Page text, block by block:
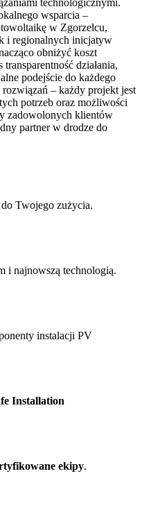
wsparcia –
w Zgorzelcu,
i regionalnych inicjatyw
obniżyć koszt
działania,
podejście do każdego
– każdy projekt jest
potrzeb oraz możliwości
zadowolonych klientów
partner w drodze do
do Twojego zużycia.
i najnowszą technologią.
instalacji PV
Installation
ekipy.